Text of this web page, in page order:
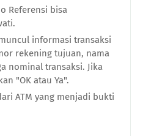
Referensi bisa
informasi transaksi
rekening tujuan, nama
nominal transaksi. Jika
"OK atau Ya".
ATM yang menjadi bukti